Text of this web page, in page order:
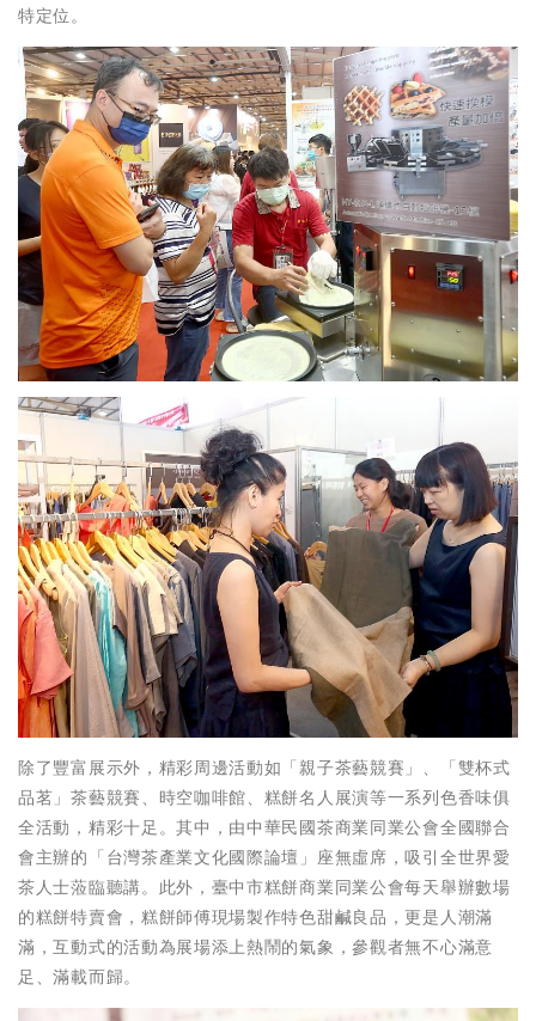
特定位。
除了豐富展示外，精彩周邊活動如「親子茶藝競賽」、「雙杯式
品茗」茶藝競賽、時空咖啡館、糕餅名人展演等一系列色香味俱
全活動，精彩十足。其中，由中華民國茶商業同業公會全國聯合
會主辦的「台灣茶產業文化國際論壇」座無虛席，吸引全世界愛
茶人士蒞臨聽講。此外，臺中市糕餅商業同業公會每天舉辦數場
的糕餅特賣會，糕餅師傅現場製作特色甜鹹良品，更是人潮滿
滿，互動式的活動為展場添上熱鬧的氣象，參觀者無不心滿意
足、滿載而歸。